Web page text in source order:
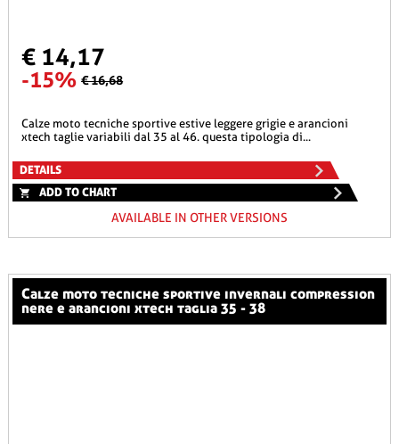
€ 14,17
-15% € 16,68
calze moto tecniche sportive estive leggere grigie e arancioni
xtech taglie variabili dal 35 al 46. questa tipologia di...
DETAILS
ADD TO CHART
AVAILABLE IN OTHER VERSIONS
calze moto tecniche sportive invernali compression
nere e arancioni xtech taglia 35 - 38